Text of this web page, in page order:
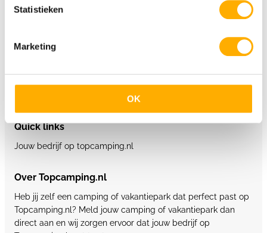
Statistieken
Marketing
OK
Glamping
Supertrips.nl
Quick links
Jouw bedrijf op topcamping.nl
Over Topcamping.nl
Heb jij zelf een camping of vakantiepark dat perfect past op
Topcamping.nl? Meld jouw camping of vakantiepark dan
direct aan en wij zorgen ervoor dat jouw bedrijf op